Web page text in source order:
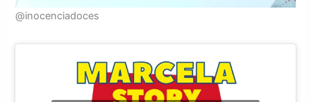
@inocenciadoces